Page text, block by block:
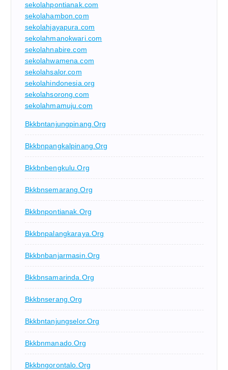
sekolahpontianak.com
sekolahambon.com
sekolahjayapura.com
sekolahmanokwari.com
sekolahnabire.com
sekolahwamena.com
sekolahsalor.com
sekolahindonesia.org
sekolahsorong.com
sekolahmamuju.com
Bkkbntanjungpinang.org
Bkkbnpangkalpinang.org
Bkkbnbengkulu.org
Bkkbnsemarang.org
Bkkbnpontianak.org
Bkkbnpalangkaraya.org
Bkkbnbanjarmasin.org
Bkkbnsamarinda.org
Bkkbnserang.org
Bkkbntanjungselor.org
Bkkbnmanado.org
Bkkbngorontalo.org